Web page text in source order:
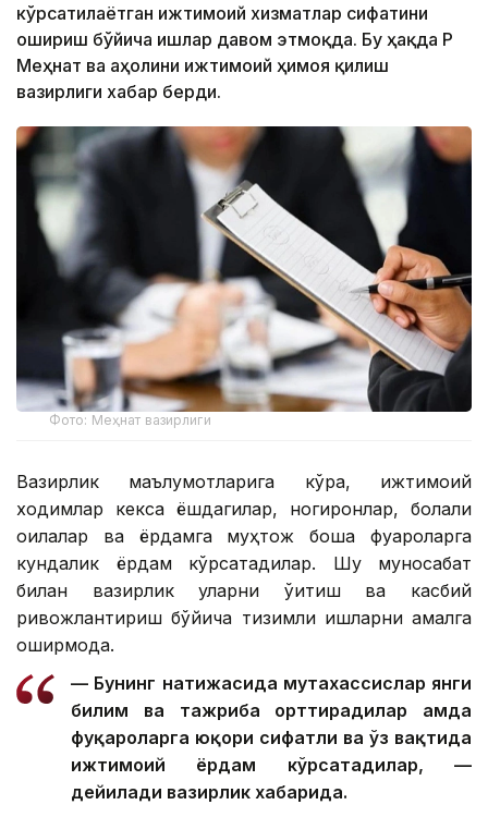
кўрсатилаётган ижтимоий хизматлар сифатини
ошириш бўйича ишлар давом этмоқда. Бу ҳақда ҚР
Меҳнат ва аҳолини ижтимоий ҳимоя қилиш
вазирлиги хабар берди.
Фото: Меҳнат вазирлиги
Вазирлик маълумотларига кўра, ижтимоий
ходимлар кекса ёшдагилар, ногиронлар, болали
оилалар ва ёрдамга муҳтож бошқа фуқароларга
кундалик ёрдам кўрсатадилар. Шу муносабат
билан вазирлик уларни ўқитиш ва касбий
ривожлантириш бўйича тизимли ишларни амалга
оширмоқда.
— Бунинг натижасида мутахассислар янги
билим ва тажриба орттирадилар ҳамда
фуқароларга юқори сифатли ва ўз вақтида
ижтимоий ёрдам кўрсатадилар, —
дейилади вазирлик хабарида.